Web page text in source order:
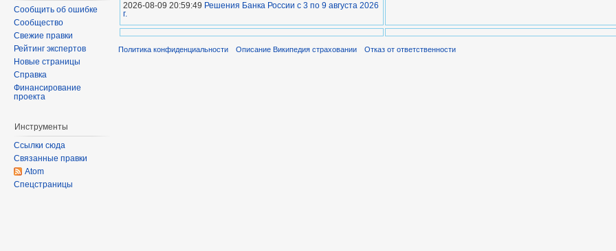
Сообщить об ошибке
Сообщество
Свежие правки
Рейтинг экспертов
Новые страницы
Справка
Финансирование
проекта
Инструменты
Ссылки сюда
Связанные правки
Atom
Спецстраницы
2026-08-09 20:59:49 Решения Банка России с 3 по 9 августа 2026
г.
Политика конфиденциальности Описание Википедия страховании Отказ от ответственности